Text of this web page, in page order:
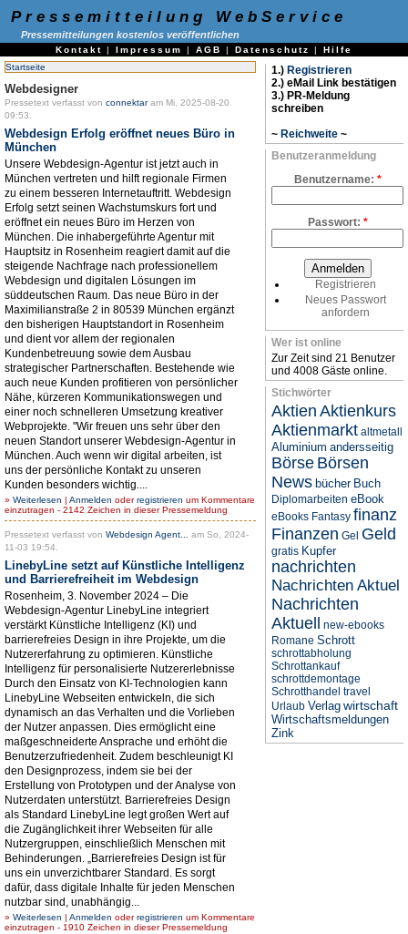
Pressemitteilung WebService
Pressemitteilungen kostenlos veröffentlichen
Kontakt | Impressum | AGB | Datenschutz | Hilfe
Startseite
Webdesigner
Pressetext verfasst von connektaram Mi, 2025-08-20
09:53.
Webdesign Erfolg eröffnet neues Büro in
München
Unsere Webdesign-Agentur ist jetzt auch in
München vertreten und hilft regionale Firmen
zu einem besseren Internetauftritt. Webdesign
Erfolg setzt seinen Wachstumskurs fort und
eröffnet ein neues Büro im Herzen von
München. Die inhabergeführte Agentur mit
Hauptsitz in Rosenheim reagiert damit auf die
steigende Nachfrage nach professionellem
Webdesign und digitalen Lösungen im
süddeutschen Raum. Das neue Büro in der
Maximilianstraße 2 in 80539 München ergänzt
den bisherigen Hauptstandort in Rosenheim
und dient vor allem der regionalen
Kundenbetreuung sowie dem Ausbau
strategischer Partnerschaften. Bestehende wie
auch neue Kunden profitieren von persönlicher
Nähe, kürzeren Kommunikationswegen und
einer noch schnelleren Umsetzung kreativer
Webprojekte. "Wir freuen uns sehr über den
neuen Standort unserer Webdesign-Agentur in
München. Auch wenn wir digital arbeiten, ist
uns der persönliche Kontakt zu unseren
Kunden besonders wichtig....
» Weiterlesen | Anmelden oderregistrieren um Kommentare
einzutragen - 2142 Zeichen in dieser Pressemeldung
Pressetext verfasst von Webdesign Agent...
am So, 2024-
11-03 19:54.
LinebyLine setzt auf Künstliche Intelligenz
und Barrierefreiheit im Webdesign
Rosenheim, 3. November 2024 – Die
Webdesign-Agentur LinebyLine integriert
verstärkt Künstliche Intelligenz (KI) und
barrierefreies Design in ihre Projekte, um die
Nutzererfahrung zu optimieren. Künstliche
Intelligenz für personalisierte Nutzererlebnisse
Durch den Einsatz von KI-Technologien kann
LinebyLine Webseiten entwickeln, die sich
dynamisch an das Verhalten und die Vorlieben
der Nutzer anpassen. Dies ermöglicht eine
maßgeschneiderte Ansprache und erhöht die
Benutzerzufriedenheit. Zudem beschleunigt KI
den Designprozess, indem sie bei der
Erstellung von Prototypen und der Analyse von
Nutzerdaten unterstützt. Barrierefreies Design
als Standard LinebyLine legt großen Wert auf
die Zugänglichkeit ihrer Webseiten für alle
Nutzergruppen, einschließlich Menschen mit
Behinderungen. „Barrierefreies Design ist für
uns ein unverzichtbarer Standard. Es sorgt
dafür, dass digitale Inhalte für jeden Menschen
nutzbar sind, unabhängig...
» Weiterlesen | Anmelden oderregistrieren um Kommentare
einzutragen - 1910 Zeichen in dieser Pressemeldung
1.) Registrieren
2.) eMail Link bestätigen
3.) PR-Meldung
schreiben
~ Reichweite ~
Benutzeranmeldung
Benutzername: *
Passwort: *
Registrieren
Neues Passwort
anfordern
Wer ist online
Zur Zeit sind 21 Benutzer
und 4008 Gäste online.
Stichwörter
Aktien Aktienkurs
Aktienmarkt altmetall
Aluminium andersseitig
Börse Börsen
News bücher Buch
Diplomarbeiten eBook
eBooks Fantasy finanz
Finanzen Gel Geld
gratis Kupfer
nachrichten
Nachrichten Aktuel
Nachrichten
Aktuell
new-ebooks
Romane Schrott
schrottabholung
Schrottankauf
schrottdemontage
Schrotthandel travel
Urlaub Verlag wirtschaft
Wirtschaftsmeldungen
Zink